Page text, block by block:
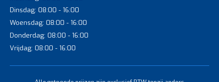
Dinsdag: 08:00 - 16:00
Woensdag: 08:00 - 16:00
Donderdag: 08:00 - 16:00
Vrijdag: 08:00 - 16:00